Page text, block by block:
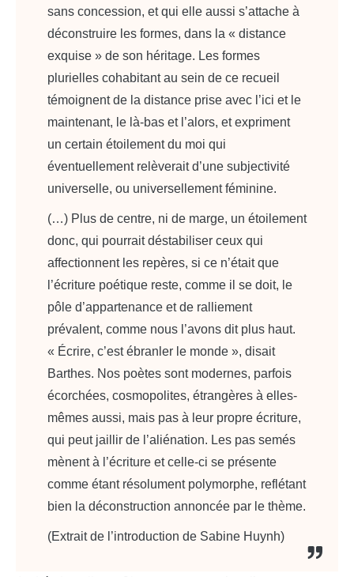
sans concession, et qui elle aussi s’attache à
déconstruire les formes, dans la « distance
exquise » de son héritage. Les formes
plurielles cohabitant au sein de ce recueil
témoignent de la distance prise avec l’ici et le
maintenant, le là-bas et l’alors, et expriment
un certain étoilement du moi qui
éventuellement relèverait d’une subjectivité
universelle, ou universellement féminine.
(…) Plus de centre, ni de marge, un étoilement
donc, qui pourrait déstabiliser ceux qui
affectionnent les repères, si ce n’était que
l’écriture poétique reste, comme il se doit, le
pôle d’appartenance et de ralliement
prévalent, comme nous l’avons dit plus haut.
« Écrire, c’est ébranler le monde », disait
Barthes. Nos poètes sont modernes, parfois
écorchées, cosmopolites, étrangères à elles-
mêmes aussi, mais pas à leur propre écriture,
qui peut jaillir de l’aliénation. Les pas semés
mènent à l’écriture et celle-ci se présente
comme étant résolument polymorphe, reflétant
bien la déconstruction annoncée par le thème.
(Extrait de l’introduction de Sabine Huynh)